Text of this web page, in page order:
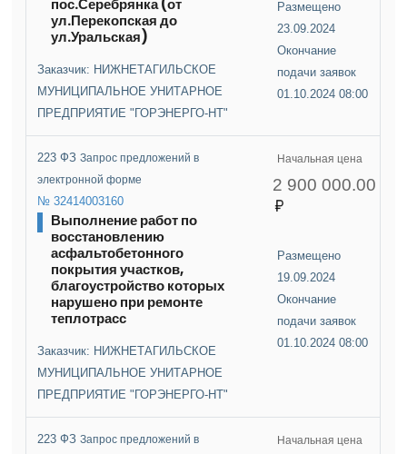
пос.Серебрянка (от
ул.Перекопская до
ул.Уральская)
Заказчик: НИЖНЕТАГИЛЬСКОЕ
МУНИЦИПАЛЬНОЕ УНИТАРНОЕ
ПРЕДПРИЯТИЕ "ГОРЭНЕРГО-НТ"
Размещено
23.09.2024
Окончание
подачи заявок
01.10.2024 08:00
223 ФЗЗапрос предложений в
электронной форме
№ 32414003160
Выполнение работ по
восстановлению
асфальтобетонного
покрытия участков,
благоустройство которых
нарушено при ремонте
теплотрасс
Заказчик: НИЖНЕТАГИЛЬСКОЕ
МУНИЦИПАЛЬНОЕ УНИТАРНОЕ
ПРЕДПРИЯТИЕ "ГОРЭНЕРГО-НТ"
Начальная цена
2 900 000.00
Размещено
19.09.2024
Окончание
подачи заявок
01.10.2024 08:00
223 ФЗЗапрос предложений в
Начальная цена